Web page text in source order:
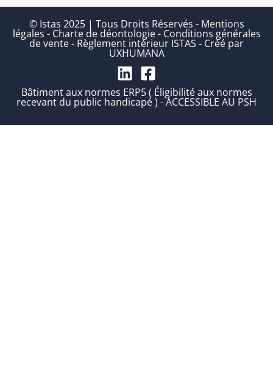
© Istas 2025 | Tous Droits Réservés - Mentions
légales - Charte de déontologie- Conditions générales
de vente- Règlement intérieur ISTAS - Créé par
UXHUMANA
Bâtiment aux normes ERP5 ( Éligibilité aux normes
recevant du public handicapé ) - ACCESSIBLE AU PSH